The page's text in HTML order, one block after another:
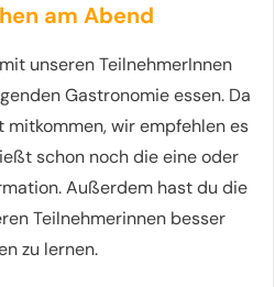
am Abend
unseren TeilnehmerInnen
Gastronomie essen. Da
wir empfehlen es
schon noch die eine oder
Außerdem hast du die
Teilnehmerinnen besser
zu lernen.